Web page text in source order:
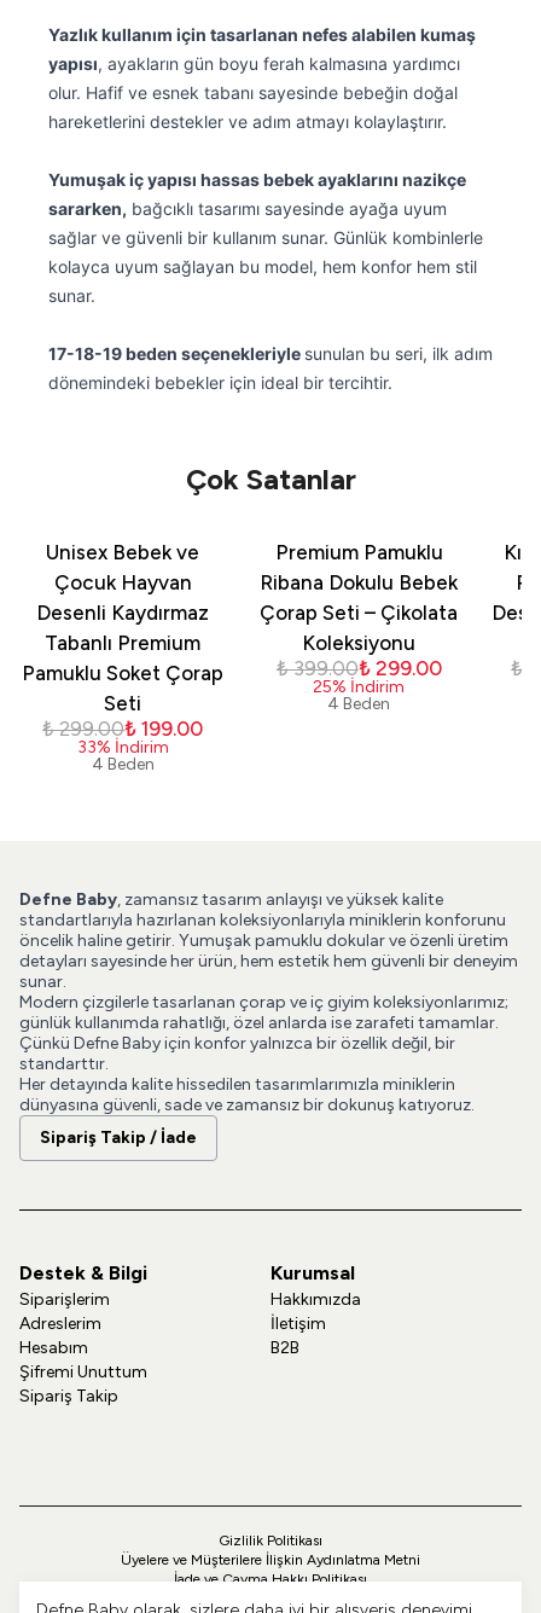
Yazlık kullanım için tasarlanan nefes alabilen kumaş
yapısı, ayakların gün boyu ferah kalmasına yardımcı
olur. Hafif ve esnek tabanı sayesinde bebeğin doğal
hareketlerini destekler ve adım atmayı kolaylaştırır.
Yumuşak iç yapısı hassas bebek ayaklarını nazikçe
sararken, bağcıklı tasarımı sayesinde ayağa uyum
sağlar ve güvenli bir kullanım sunar. Günlük kombinlerle
kolayca uyum sağlayan bu model, hem konfor hem stil
sunar.
17-18-19 beden seçenekleriyle sunulan bu seri, ilk adım
dönemindeki bebekler için ideal bir tercihtir.
Çok Satanlar
Unisex Bebek ve
Çocuk Hayvan
Desenli Kaydırmaz
Tabanlı Premium
Pamuklu Soket Çorap
Seti
₺ 299.00₺ 199.00
33% İndirim
4 Beden
Premium Pamuklu
Ribana Dokulu Bebek
Çorap Seti – Çikolata
Koleksiyonu
₺ 399.00₺ 299.00
25% İndirim
4 Beden
₺
Defne Baby, zamansız tasarım anlayışı ve yüksek kalite
standartlarıyla hazırlanan koleksiyonlarıyla miniklerin konforunu
öncelik haline getirir. Yumuşak pamuklu dokular ve özenli üretim
detayları sayesinde her ürün, hem estetik hem güvenli bir deneyim
sunar.
Modern çizgilerle tasarlanan çorap ve iç giyim koleksiyonlarımız;
günlük kullanımda rahatlığı, özel anlarda ise zarafeti tamamlar.
Çünkü Defne Baby için konfor yalnızca bir özellik değil, bir
standarttır.
Her detayında kalite hissedilen tasarımlarımızla miniklerin
dünyasına güvenli, sade ve zamansız bir dokunuş katıyoruz.
Sipariş Takip / İade
Destek & Bilgi
Siparişlerim
Adreslerim
Hesabım
Şifremi Unuttum
Sipariş Takip
Kurumsal
Hakkımızda
İletişim
B2B
Gizlilik Politikası
Üyelere ve Müşterilere İlişkin Aydınlatma Metni
İade ve Cayma Hakkı Politikası